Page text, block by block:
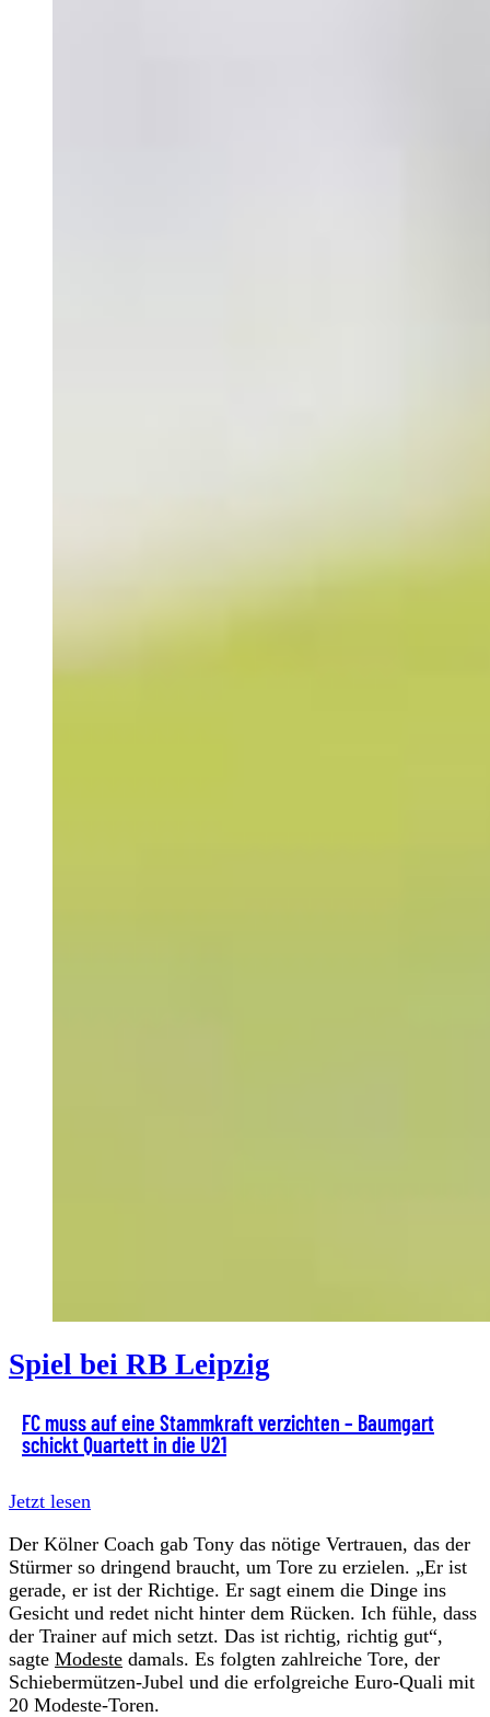
Spiel bei RB Leipzig
FC muss auf eine Stammkraft verzichten – Baumgart
schickt Quartett in die U21
Jetzt lesen
Der Kölner Coach gab Tony das nötige Vertrauen, das der
Stürmer so dringend braucht, um Tore zu erzielen. „Er ist
gerade, er ist der Richtige. Er sagt einem die Dinge ins
Gesicht und redet nicht hinter dem Rücken. Ich fühle, dass
der Trainer auf mich setzt. Das ist richtig, richtig gut“,
sagte Modeste damals. Es folgten zahlreiche Tore, der
Schiebermützen-Jubel und die erfolgreiche Euro-Quali mit
20 Modeste-Toren.